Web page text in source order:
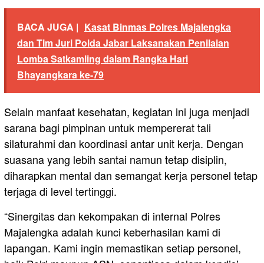
BACA JUGA | Kasat Binmas Polres Majalengka
dan Tim Juri Polda Jabar Laksanakan Penilaian
Lomba Satkamling dalam Rangka Hari
Bhayangkara ke-79
Selain manfaat kesehatan, kegiatan ini juga menjadi
sarana bagi pimpinan untuk mempererat tali
silaturahmi dan koordinasi antar unit kerja. Dengan
suasana yang lebih santai namun tetap disiplin,
diharapkan mental dan semangat kerja personel tetap
terjaga di level tertinggi.
“Sinergitas dan kekompakan di internal Polres
Majalengka adalah kunci keberhasilan kami di
lapangan. Kami ingin memastikan setiap personel,